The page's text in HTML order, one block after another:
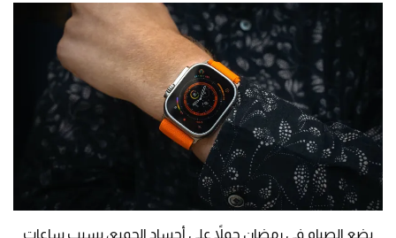
يضع الصيام في رمضان حملاً على أجساد الجميع، بسبب ساعات